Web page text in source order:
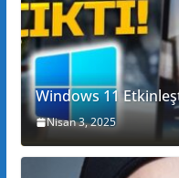
Windows 11
Nisan 3, 2025